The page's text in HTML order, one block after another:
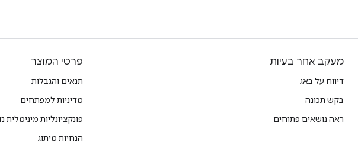
מעקב אחר בעיות
דיווח על באג
בקש תכונה
ראה נושאים פתוחים
פרטי המוצר
תנאים והגבלות
מדיניות למפתחים
פונקציונליות מינימלית
הנחיות מיתוג